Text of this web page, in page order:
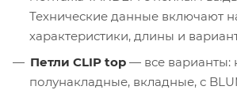
Технические данные включают
характеристики, длины и
Петли CLIP top — все варианты:
полунакладные, вкладные, с